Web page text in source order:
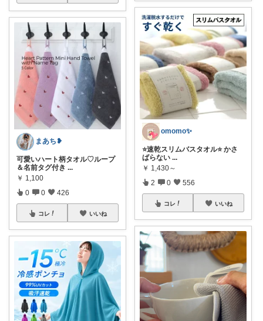
まあち❥
可愛いハート柄タオル♡ループ
＆名前タグ付き ...
￥ 1,100
0 0 426
コレ いいね
omomo✨
⭐️速乾スリムバスタオル⭐️ かさ
ばらない ...
￥ 1,430～
2 0 556
コレ いいね